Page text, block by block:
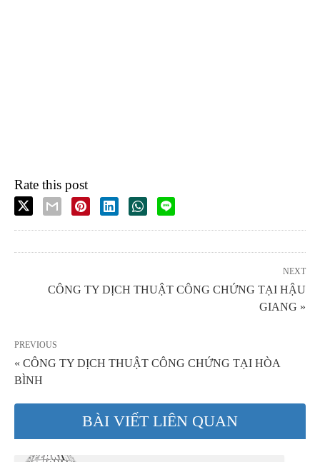
Rate this post
NEXT
CÔNG TY DỊCH THUẬT CÔNG CHỨNG TẠI HẬU
GIANG »
PREVIOUS
« CÔNG TY DỊCH THUẬT CÔNG CHỨNG TẠI HÒA
BÌNH
BÀI VIẾT LIÊN QUAN